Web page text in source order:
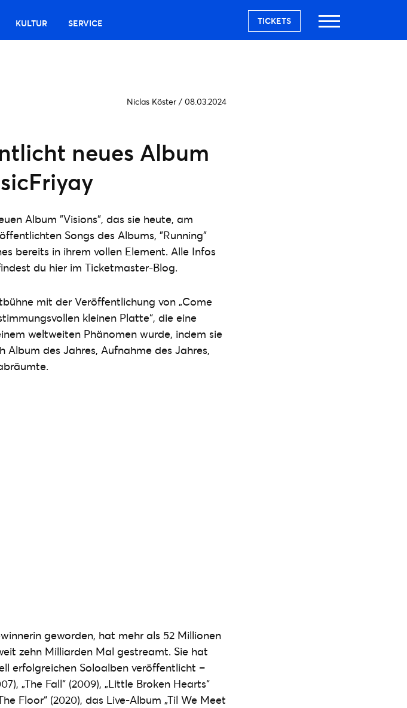
KULTUR SERVICE TICKETS
Niclas Köster / 08.03.2024
neues Album
Album "Visions", das sie heute, am
Songs des Albums, "Running"
bereits in ihrem vollen Element. Alle Infos
du hier im Ticketmaster-Blog.
mit der Veröffentlichung von „Come
kleinen Platte“, die eine
weltweiten Phänomen wurde, indem sie
Album des Jahres, Aufnahme des Jahres,
geworden, hat mehr als 52 Millionen
zehn Milliarden Mal gestreamt. Sie hat
erfolgreichen Soloalben veröffentlicht –
„The Fall“ (2009), „Little Broken Hearts“
Floor“ (2020), das Live-Album „Til We Meet